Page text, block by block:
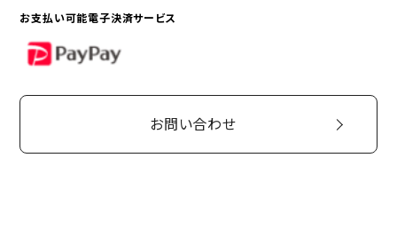
お支払い可能電子決済サービス
PayPay
お問い合わせ